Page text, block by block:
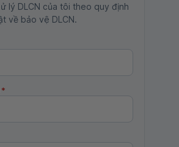
lý DLCN của tôi theo quy định
về bảo vệ DLCN.
*